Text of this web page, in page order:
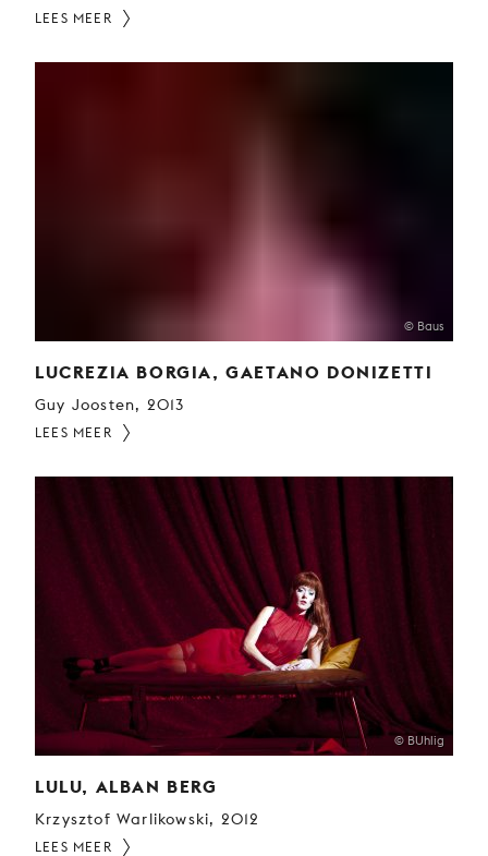
LEES MEER
© Baus
LUCREZIA BORGIA, GAETANO DONIZETTI
Guy Joosten, 2013
LEES MEER
© BUhlig
LULU, ALBAN BERG
Krzysztof Warlikowski, 2012
LEES MEER